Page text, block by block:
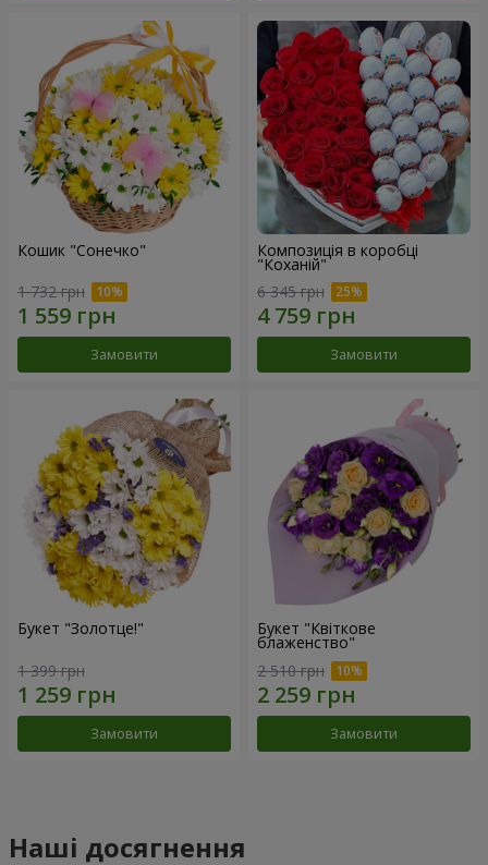
Кошик "Сонечко"
1 732 грн
Замовити
Композиція в коробці
"Коханій"
6 345 грн
Замовити
Букет "Золотце!"
1 399 грн
Замовити
Букет "Квіткове
блаженство"
2 510 грн
Замовити
Наші досягнення